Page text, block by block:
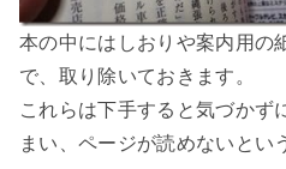
本の中にはしおりや案内用の
で、取り除いておきます。
これらは下手すると気づかず
まい、ページが読めないとい